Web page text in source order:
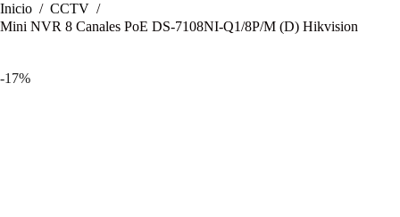
Inicio / CCTV /
Mini NVR 8 Canales PoE DS-7108NI-Q1/8P/M (D) Hikvision
-17%